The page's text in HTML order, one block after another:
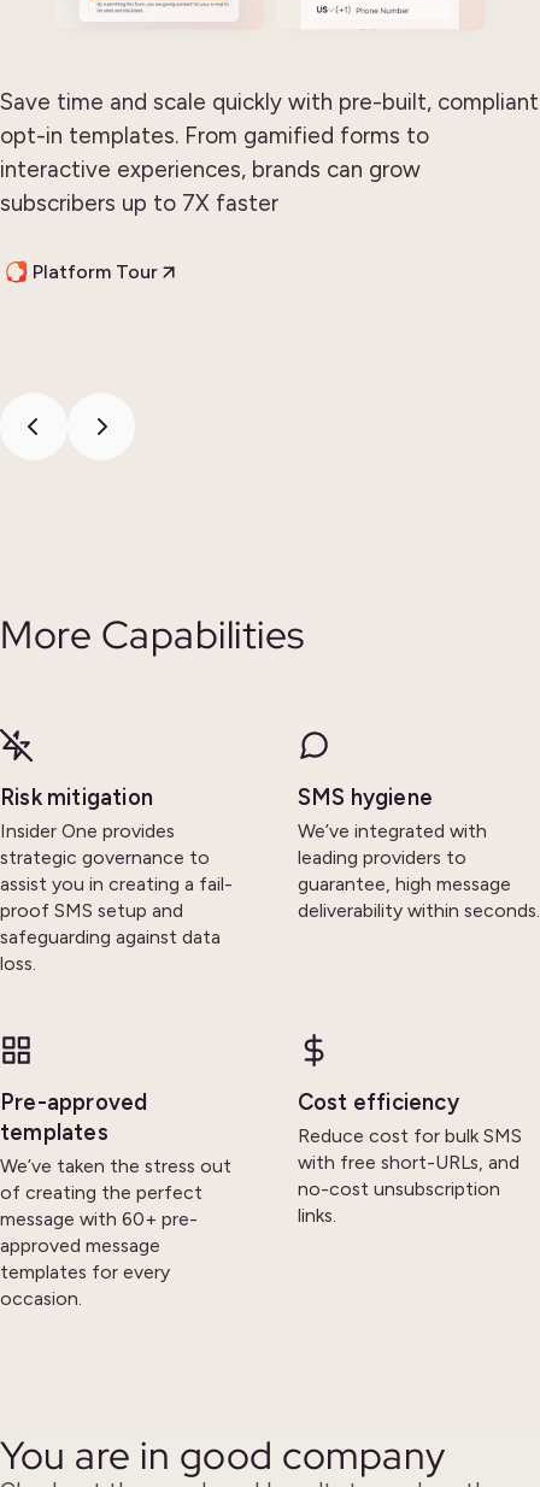
Save time and scale quickly with pre-built, compliant
opt-in templates. From gamified forms to
interactive experiences, brands can grow
subscribers up to 7X faster
Platform Tour
More Capabilities
Risk mitigation
Insider One provides
strategic governance to
assist you in creating a fail-
proof SMS setup and
safeguarding against data
loss.
SMS hygiene
We’ve integrated with
leading providers to
guarantee, high message
deliverability within seconds.
Pre-approved
templates
We’ve taken the stress out
of creating the perfect
message with 60+ pre-
approved message
templates for every
occasion.
Cost efficiency
Reduce cost for bulk SMS
with free short-URLs, and
no-cost unsubscription
links.
You are in good company